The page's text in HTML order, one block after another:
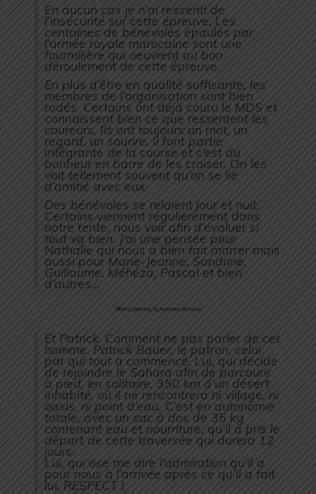
En aucun cas je n’ai ressenti de
l’insécurité sur cette épreuve. Les
centaines de bénévoles épaulés par
l’armée royale marocaine sont une
fourmilière qui oeuvrent au bon
déroulement de cette épreuve.
En plus d’être en qualité suffisante, les
membres de l’organisation sont bien
rodés. Certains ont déjà couru le MDS et
connaissent bien ce que ressentent les
coureurs. Ils ont toujours un mot, un
regard, un sourire. Il font partie
intégrante de la course et c’est du
bonheur en barre de les croiser. On les
voit tellement souvent qu’on se lie
d’amitié avec eux.
Des bénévoles se relaient jour et nuit.
Certains viennent régulièrement dans
notre tente, nous voir afin d’évaluer si
tout va bien. J’ai une pensée pour
Nathalie qui nous a bien fait marrer mais
aussi pour Marie-Jeanne, Sandrine,
Guillaume, Méhéza, Pascal et bien
d’autres…
Marie Jeanne, la maman de tous
Et Patrick. Comment ne pas parler de cet
homme. Patrick Bauer, le patron, celui
par qui tout a commencé. Lui, qui décide
de rejoindre le Sahara afin de parcourir
à pied, en solitaire, 350 km d’un désert
inhabité, où il ne rencontrera ni village, ni
oasis, ni point d’eau. C’est en autonomie
totale, avec un sac à dos de 35 kg
contenant eau et nourriture, qu’il a pris le
départ de cette traversée qui durera 12
jours.
Lui, qui ose me dire l’admiration qu’il a
pour nous à l’arrivée après ce qu’il a fait
lui. RESPECT !